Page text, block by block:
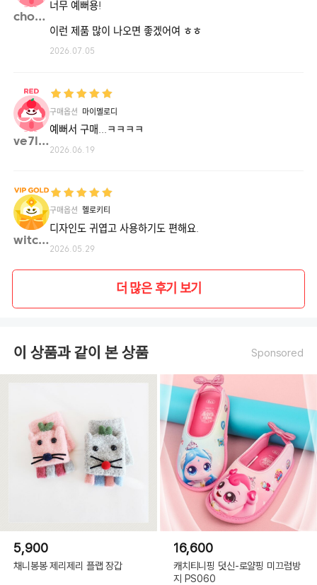
chohe**
너무 예뻐용!
이런 제품 많이 나오면 좋겠어여 ㅎㅎ
2026.07.05
ve7ly**
구매옵션 마이멜로디
예뻐서 구매...ㅋㅋㅋㅋ
2026.06.19
witch**
구매옵션 헬로키티
디자인도 귀엽고 사용하기도 편해요.
2026.05.29
더 많은 후기 보기
이 상품과 같이 본 상품 Sponsored
5,900
채니봉봉 제리제리 플랩 장갑
16,600
캐치티니핑 덧신-로얄핑 미끄럼방
지 PS060